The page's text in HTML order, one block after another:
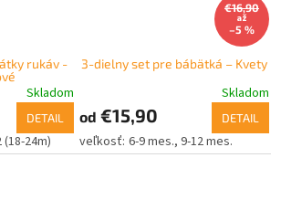
rukáv -
Skladom
DETAIL
(18-24m)
€16,90
až
–5 %
3-dielny set pre bábätká – Kvety
Skladom
od €15,90 DETAIL
6-9 mes. 9-12 mes.